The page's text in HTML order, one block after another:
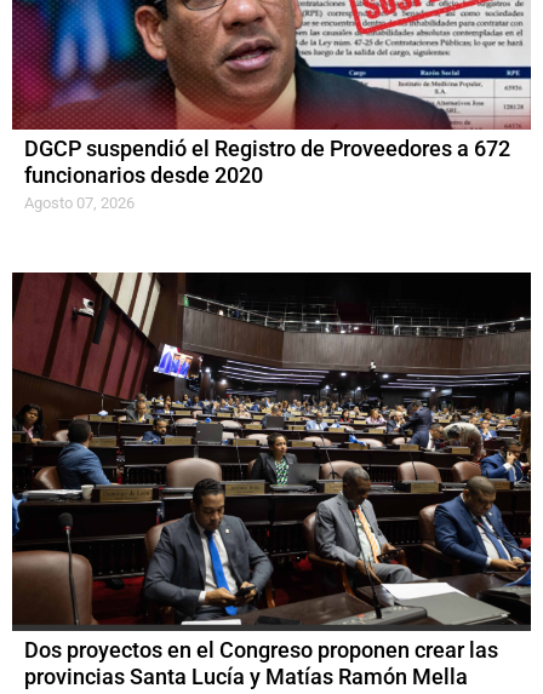
DGCP suspendió el Registro de Proveedores a 672
funcionarios desde 2020
Agosto 07, 2026
Dos proyectos en el Congreso proponen crear las
provincias Santa Lucía y Matías Ramón Mella